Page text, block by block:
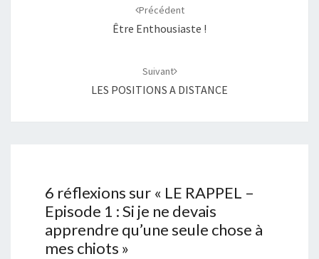
Précédent
Être Enthousiaste !
Suivant
LES POSITIONS A DISTANCE
6 réflexions sur « LE RAPPEL –
Episode 1 : Si je ne devais
apprendre qu’une seule chose à
mes chiots »